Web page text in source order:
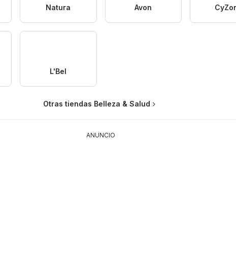
Natura Avon
L'Bel
Otras tiendas Belleza & Salud
ANUNCIO